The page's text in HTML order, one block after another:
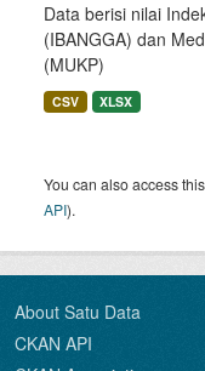
Data berisi nilai
(IBANGGA) dan
(MUKP)
CSV XLSX
You can also access
API).
About Satu Data
CKAN API